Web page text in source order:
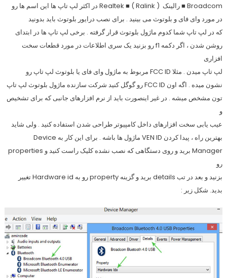
Broadcom ■ رالینک ( Ralink ) ■ Realtek در اکثر لپ تاپ ها این اسم ها رو
در مورد وای فای و بلوتوث می بینید . برای نصب درایور بلوتوث باید بدونید
که در لپ تاپ شما کدوم ماژول بلوتوث قرار گرفته . برخی لپ تاپ ها در ابتدای
روشن شدن ، اگر دکمه f1 رو بزنید یک سری اطلاعات در مورد قطعات سخت
افزاری
لپ تاپ میدن . مثلا FCC ID مربوط به ماژول وای فای یا بلوتوث لپ تاپ رو
نشون میده . اگه اون FCC ID رو گوگل کنید شرکت سازنده ماژول بلوتوث لپ تاپ
تون مشخص میشه . در غیر اینصورت باید از نرم افزارهای جانبی که برای تشخیص
و
عیب یابی سخت افزارهای داخل کامپیوتر طراحی شدن استفاده کنید . ولی شاید
بهترین راه ، پیدا کردن VEN ID ماژول ها باشه . برای این کار به Device
Manager برید و روی دستگاهی که نصب نشده کلیک راست کنید و properties
رو
بزنید و بعد در تب details برید و گزینه property رو به Hardware id تغییر
بدید. شکل زیر :